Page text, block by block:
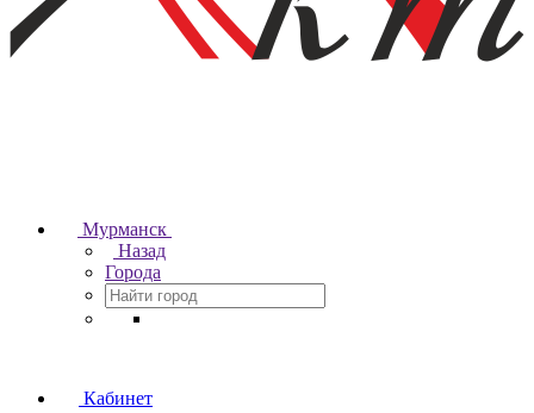
Мурманск
Назад
Города
Кабинет